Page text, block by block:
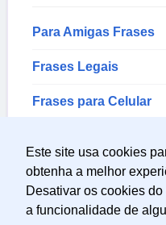
Este site usa cookies
obtenha a melhor
Desativar os cookies
a funcionalidade de
Para Amigas Frases
Frases Legais
Frases para Celular
Frases Bonitas de
Frases Lindas de